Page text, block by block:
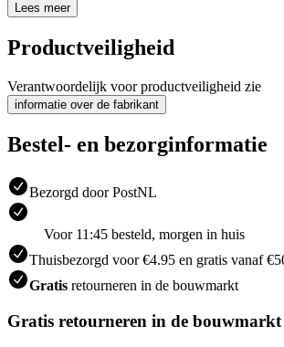
Lees meer
Productveiligheid
Verantwoordelijk voor productveiligheid zie
informatie over de fabrikant
Bestel- en bezorginformatie
Bezorgd door PostNL
Voor 11:45 besteld, morgen in huis
Thuisbezorgd voor €4.95 en gratis vanaf
Gratis retourneren in de bouwmarkt
Gratis retourneren in de bouwmarkt